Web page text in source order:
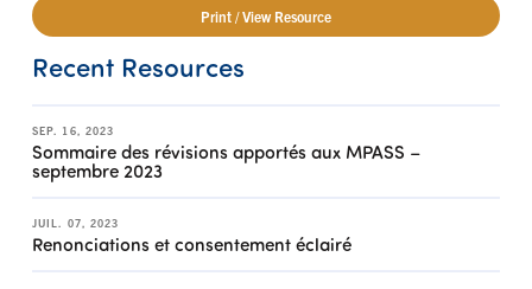
Print / View Resource
Recent Resources
SEP. 16, 2023
Sommaire des révisions apportés aux MPASS –
septembre 2023
JUIL. 07, 2023
Renonciations et consentement éclairé